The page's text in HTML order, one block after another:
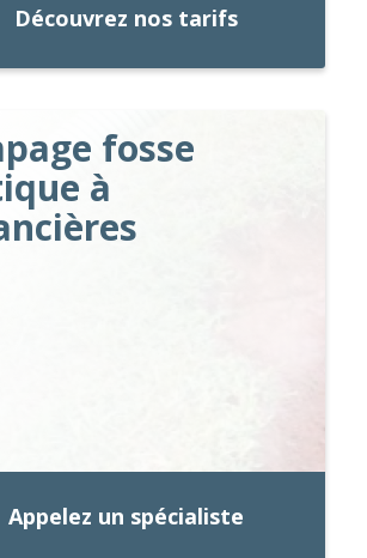
Découvrez nos tarifs
fosse
à
Appelez un spécialiste